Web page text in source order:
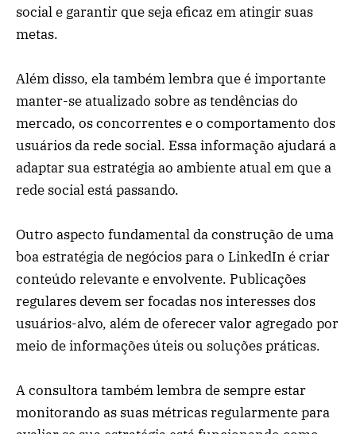
social e garantir que seja eficaz em atingir suas
metas.
Além disso, ela também lembra que é importante
manter-se atualizado sobre as tendências do
mercado, os concorrentes e o comportamento dos
usuários da rede social. Essa informação ajudará a
adaptar sua estratégia ao ambiente atual em que a
rede social está passando.
Outro aspecto fundamental da construção de uma
boa estratégia de negócios para o LinkedIn é criar
conteúdo relevante e envolvente. Publicações
regulares devem ser focadas nos interesses dos
usuários-alvo, além de oferecer valor agregado por
meio de informações úteis ou soluções práticas.
A consultora também lembra de sempre estar
monitorando as suas métricas regularmente para